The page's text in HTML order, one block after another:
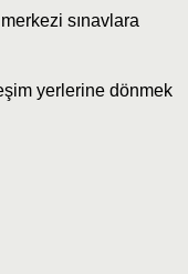
sınavlara
yerlerine dönmek